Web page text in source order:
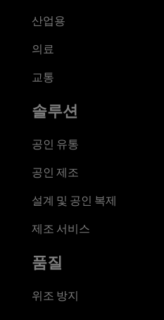
산업용
의료
교통
솔루션
공인 유통
공인 제조
설계 및 공인 복제
제조 서비스
품질
위조 방지